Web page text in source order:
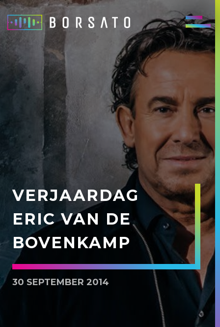
VERJAARDAG
ERIC VAN DE
BOVENKAMP
30 SEPTEMBER 2014